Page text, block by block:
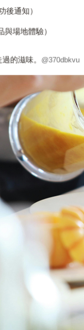
後通知）
場地體驗）
的滋味。 @370dbkvu